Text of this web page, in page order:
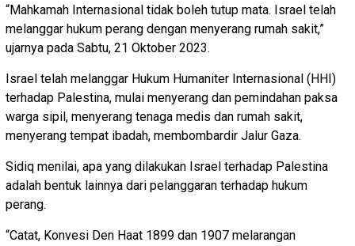
“Mahkamah Internasional tidak boleh tutup mata. Israel telah
melanggar hukum perang dengan menyerang rumah sakit,”
ujarnya pada Sabtu, 21 Oktober 2023.
Israel telah melanggar Hukum Humaniter Internasional (HHI)
terhadap Palestina, mulai menyerang dan pemindahan paksa
warga sipil, menyerang tenaga medis dan rumah sakit,
menyerang tempat ibadah, membombardir Jalur Gaza.
Sidiq menilai, apa yang dilakukan Israel terhadap Palestina
adalah bentuk lainnya dari pelanggaran terhadap hukum
perang.
“Catat, Konvesi Den Haat 1899 dan 1907 melarangan